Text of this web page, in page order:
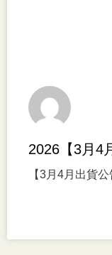
2026【3月4
【3月4月出貨